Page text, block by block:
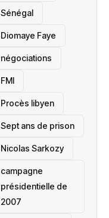
Sénégal
Diomaye Faye
négociations
FMI
Procès libyen
Sept ans de prison
Nicolas Sarkozy
campagne
présidentielle de
2007